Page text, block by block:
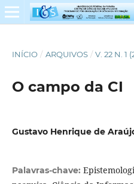
INÍCIO / ARQUIVOS / V. 22 N. 1
O campo da CI
Gustavo Henrique de
Palavras-chave: